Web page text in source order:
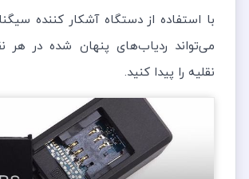
با استفاده از دستگاه آشکار کننده
می‌تواند ردیاب‌های پنهان شده در هر
نقلیه را پیدا کنید.